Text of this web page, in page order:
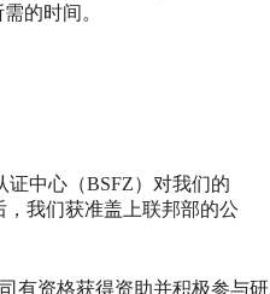
的时间。
证中心（BSFZ）对我们的
我们获准盖上联邦部的公
有资格获得资助并积极参与研